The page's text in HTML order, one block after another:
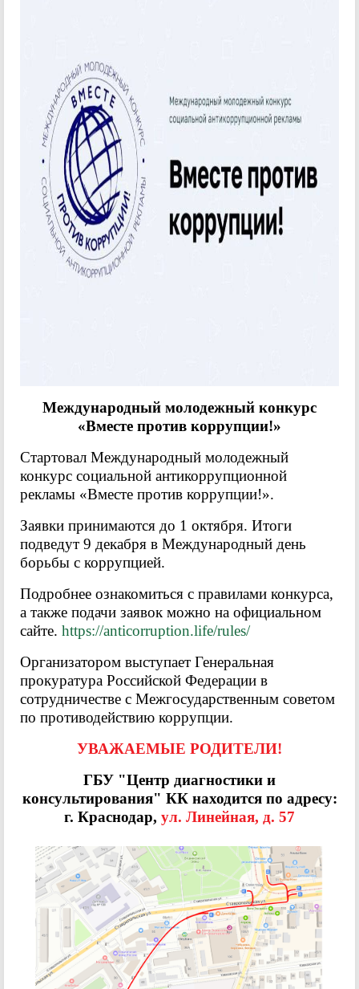
Международный молодежный конкурс
«Вместе против коррупции!»
Стартовал Международный молодежный
конкурс социальной антикоррупционной
рекламы «Вместе против коррупции!».
Заявки принимаются до 1 октября. Итоги
подведут 9 декабря в Международный день
борьбы с коррупцией.
Подробнее ознакомиться с правилами конкурса,
а также подачи заявок можно на официальном
сайте. https://anticorruption.life/rules/
Организатором выступает Генеральная
прокуратура Российской Федерации в
сотрудничестве с Межгосударственным советом
по противодействию коррупции.
УВАЖАЕМЫЕ РОДИТЕЛИ!
ГБУ "Центр диагностики и
консультирования" КК находится по адресу:
г. Краснодар, ул. Линейная, д. 57